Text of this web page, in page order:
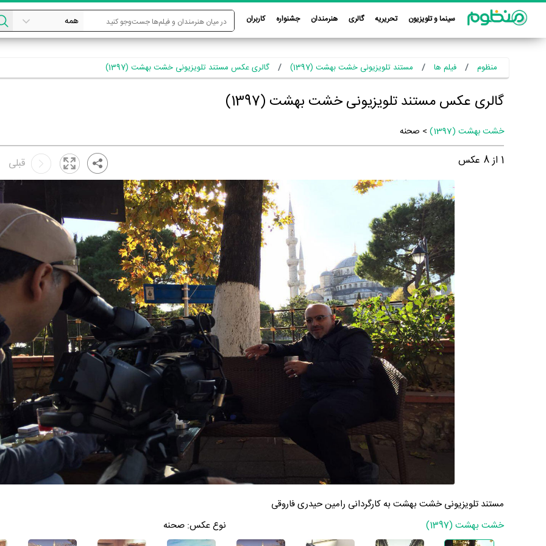
سینما و تلویزیون تحریریه گالری هنرمندان جشنواره کاربران
منظوم فیلم ها مستند تلویزیونی خشت بهشت (1397) گالری عکس مستند تلویزیونی خشت بهشت (1397)
گالری عکس مستند تلویزیونی خشت بهشت (1397)
خشت بهشت (1397) > صحنه
1 از8 عکس قبلی
مستند تلویزیونی خشت بهشت به کارگردانی رامین حیدری فاروقی
خشت بهشت (1397)
نوع عکس:صحنه